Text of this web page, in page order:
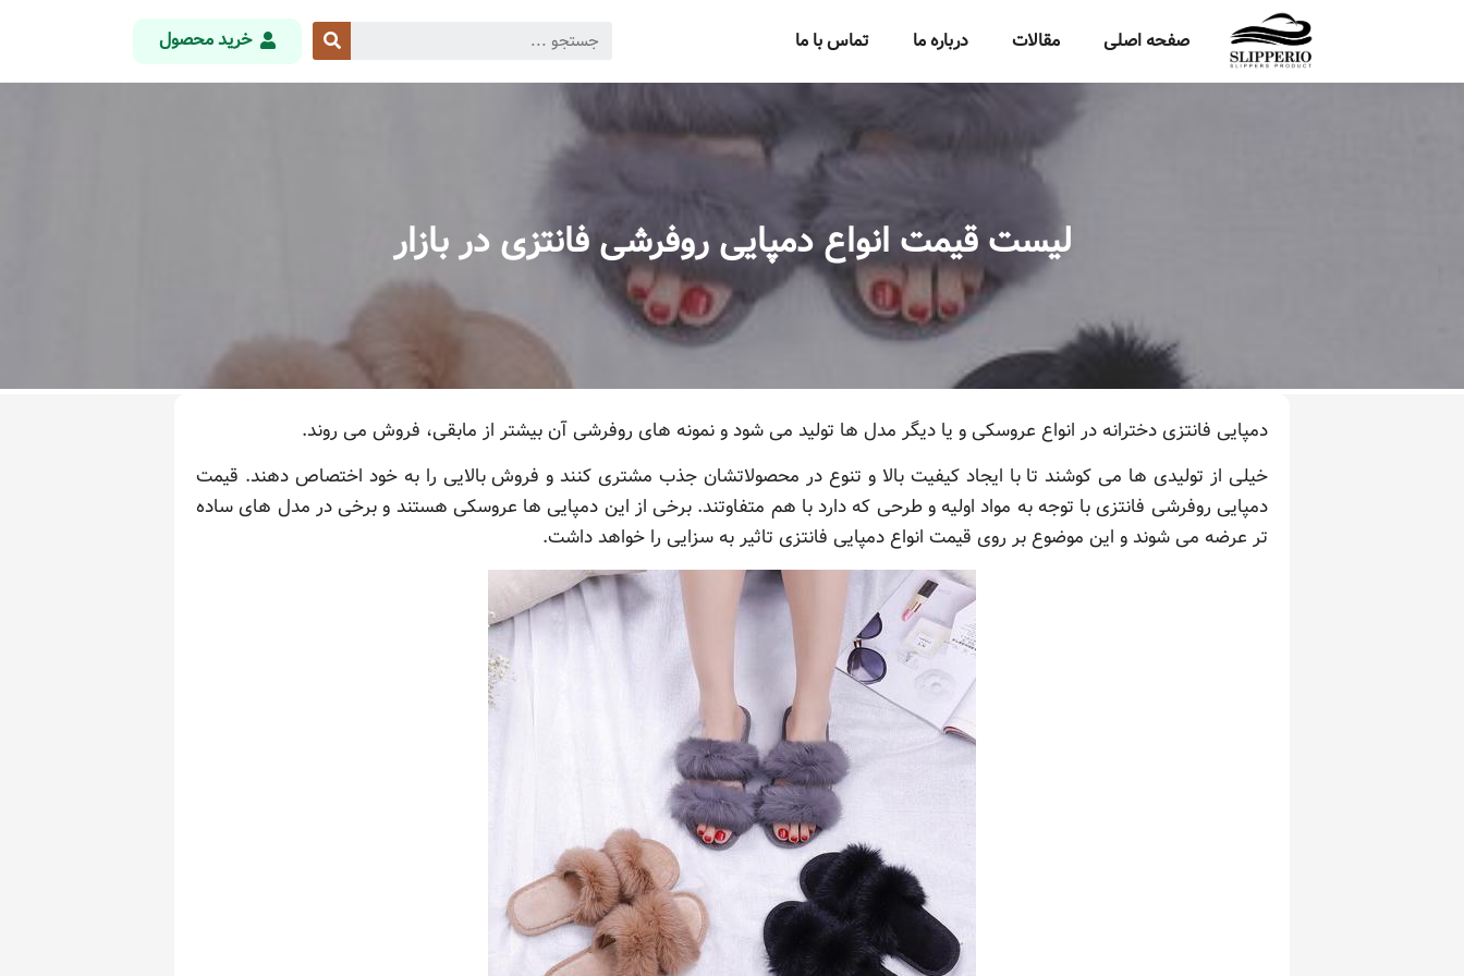
صفحه اصلی مقالات درباره ما تماس با ما خرید محصول
لیست قیمت انواع دمپایی روفرشی فانتزی در بازار
دمپایی فانتزی دخترانه در انواع عروسکی و یا دیگر مدل ها تولید می شود و نمونه های روفرشی آن بیشتر از مابقی، فروش می روند.
خیلی از تولیدی ها می کوشند تا با ایجاد کیفیت بالا و تنوع در محصولاتشان جذب مشتری کنند و فروش بالایی را به خود اختصاص دهند. قیمت
دمپایی روفرشی فانتزی با توجه به مواد اولیه و طرحی که دارد با هم متفاوتند. برخی از این دمپایی ها عروسکی هستند و برخی در مدل های ساده
تر عرضه می شوند و این موضوع بر روی قیمت انواع دمپایی فانتزی تاثیر به سزایی را خواهد داشت.